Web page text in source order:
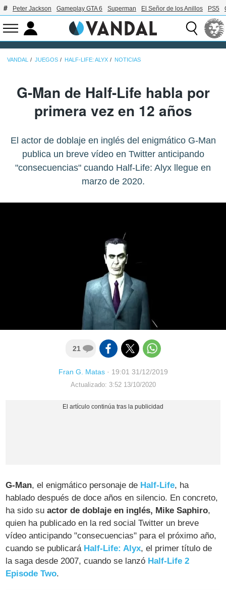
Peter Jackson Gameplay GTA 6 Superman El Señor de los Anillos PS5
VANDAL JUEGOS HALF-LIFE: ALYX NOTICIAS
G-Man de Half-Life habla por
primera vez en 12 años
El actor de doblaje en inglés del enigmático G-Man
publica un breve vídeo en Twitter anticipando
"consecuencias" cuando Half-Life: Alyx llegue en
marzo de 2020.
21
Fran G. Matas· 19:01 31/12/2019
Actualizado: 3:52 13/10/2020
G-Man, el enigmático personaje de Half-Life, ha
hablado después de doce años en silencio. En concreto,
ha sido suactor de doblaje en inglés, Mike Saphiro,
quien ha publicado en la red social Twitter un breve
vídeo anticipando "consecuencias" para el próximo año,
cuando se publicará Half-Life: Alyx, el primer título de
la saga desde 2007, cuando se lanzó Half-Life 2
Episode Two.